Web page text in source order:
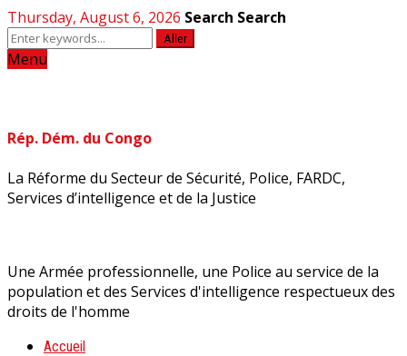
Thursday, August 6, 2026 Search Search
Aller
Menu
Rép. Dém. du Congo
La Réforme du Secteur de Sécurité, Police, FARDC,
Services d’intelligence et de la Justice
Une Armée professionnelle, une Police au service de la
population et des Services d'intelligence respectueux des
droits de l'homme
Accueil